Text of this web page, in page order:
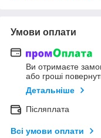
Умови оплати
Ви отримаєте
або гроші
Детальніше
Післяплата
Всі умови оплати